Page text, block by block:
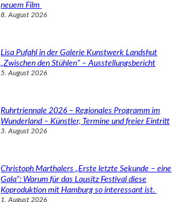
neuem Film
8. August 2026
Lisa Pufahl in der Galerie Kunstwerk Landshut
„Zwischen den Stühlen“ – Ausstellungsbericht
5. August 2026
Ruhrtriennale 2026 – Regionales Programm im
Wunderland – Künstler, Termine und freier Eintritt
3. August 2026
Christoph Marthalers „Erste letzte Sekunde – eine
Gala“: Warum für das Lausitz Festival diese
Koproduktion mit Hamburg so interessant ist.
1. August 2026